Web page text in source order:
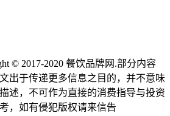
© 2017-2020 餐饮品牌网 .部分内容
出于传递更多信息之目的，并不意味
述，不可作为直接的消费指导与投资
，如有侵犯版权请来信告